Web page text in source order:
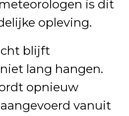
is dit
opleving.
blijft
lang hangen.
opnieuw
vanuit